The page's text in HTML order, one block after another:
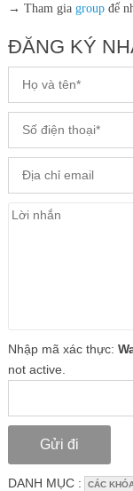
→ Tham gia groupđể
ĐĂNG KÝ
Nhập mã xác thực:
not active.
DANH MỤC : CÁC